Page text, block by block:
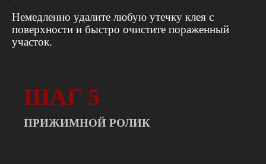
Немедленно удалите любую утечку клея с
поверхности и быстро очистите пораженный
участок.
ШАГ 5
ПРИЖИМНОЙ РОЛИК